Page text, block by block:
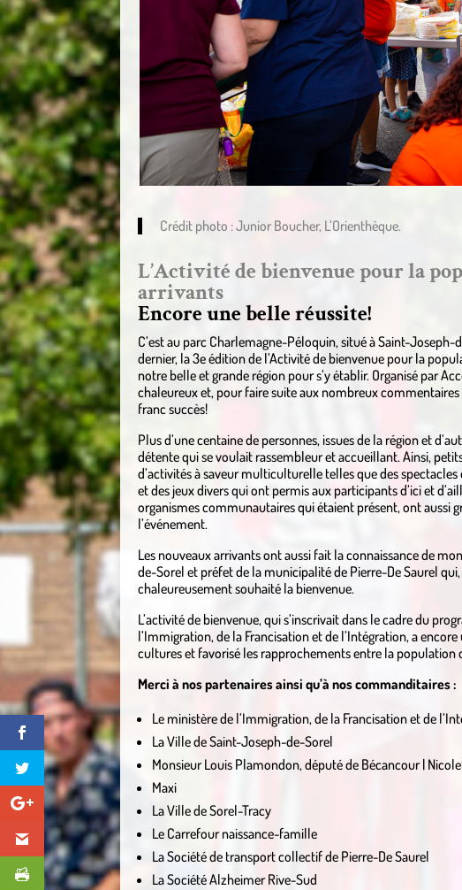
Crédit photo : Junior Boucher, L’Orienthèque.
L’Activité de bienvenue pour la
arrivants
Encore une belle réussite!
C’est au parc Charlemagne-Péloquin, situé à Saint-
dernier, la 3e édition de l’Activité de bienvenue pour la
notre belle et grande région pour s’y établir. Organisé par
chaleureux et, pour faire suite aux nombreux
franc succès!
Plus d’une centaine de personnes, issues de la région et
détente qui se voulait rassembleur et accueillant. Ainsi,
d’activités à saveur multiculturelle telles que des
et des jeux divers qui ont permis aux participants d’ici et
organismes communautaires qui étaient présent, ont aussi
l’événement.
Les nouveaux arrivants ont aussi fait la connaissance de
de-Sorel et préfet de la municipalité de Pierre-De Saurel
chaleureusement souhaité la bienvenue.
L’activité de bienvenue, qui s’inscrivait dans le cadre du
l’Immigration, de la Francisation et de l’Intégration, a
cultures et favorisé les rapprochements entre la population
Merci à nos partenaires ainsi qu’à nos commanditaires :
Le ministère de l’Immigration, de la Francisation et de
La Ville de Saint-Joseph-de-Sorel
Monsieur Louis Plamondon, député de Bécancour |
Maxi
La Ville de Sorel-Tracy
Le Carrefour naissance-famille
La Société de transport collectif de Pierre-De Saurel
La Société Alzheimer Rive-Sud